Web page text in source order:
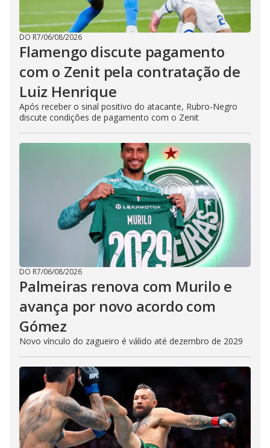
DO R7/06/08/2026
Flamengo discute pagamento
com o Zenit pela contratação de
Luiz Henrique
Após receber o sinal positivo do atacante, Rubro-Negro
discute condições de pagamento com o Zenit
DO R7/06/08/2026
Palmeiras renova com Murilo e
avança por novo acordo com
Gómez
Novo vínculo do zagueiro é válido até dezembro de 2029